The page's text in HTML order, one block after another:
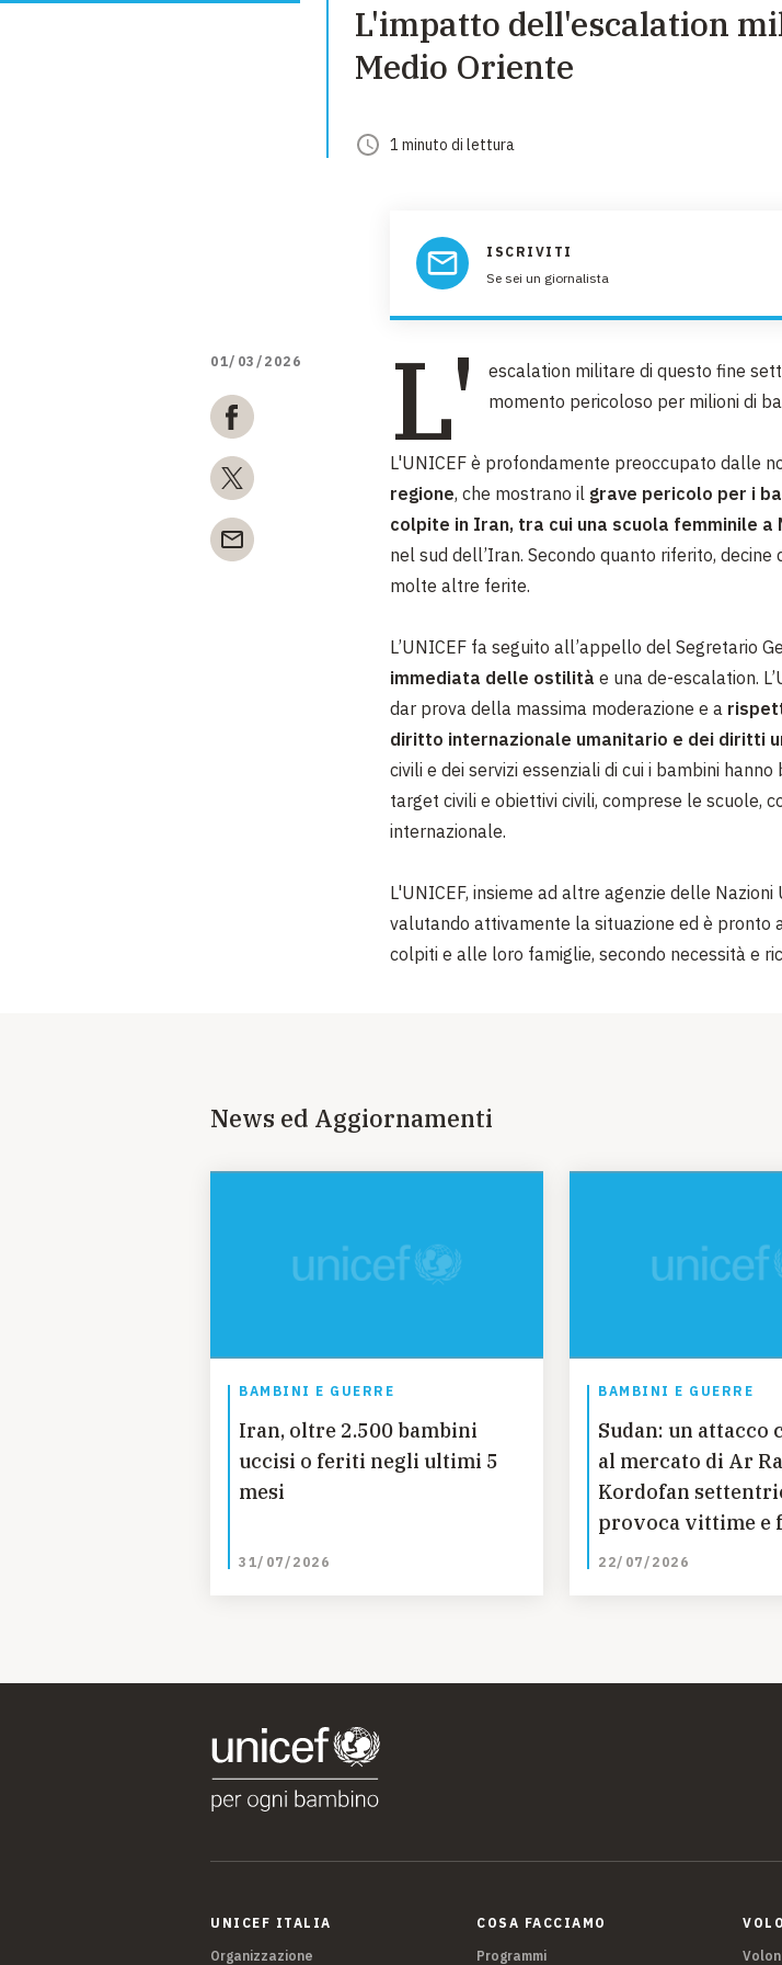
EMERGENZE
GRANDI DONAZIONI
L'impatto dell'escalation
Medio Oriente
1 minuto di lettura
ISCRIVITI
Se sei un giornalista
01/03/2026 L'
escalation militare di questo fine
momento pericoloso per milioni di
L'UNICEF è profondamente preoccupato dalle
regione, che mostrano il grave pericolo per i
colpite in Iran, tra cui una scuola femminile a
nel sud dell’Iran. Secondo quanto riferito,
molte altre ferite.
L’UNICEF fa seguito all’appello del Segretario
immediata delle ostilità e una de-escalation.
dar prova della massima moderazione e a
diritto internazionale umanitario e dei diritti
civili e dei servizi essenziali di cui i bambini
target civili e obiettivi civili, comprese le scuole,
internazionale.
L'UNICEF, insieme ad altre agenzie delle
valutando attivamente la situazione ed è pronto
colpiti e alle loro famiglie, secondo necessità e
News ed Aggiornamenti
BAMBINI E GUERRE
Iran, oltre 2.500 bambini
uccisi o feriti negli ultimi 5
mesi
31/07/2026
BAMBINI E GUERRE
Sudan: un attacco
al mercato di Ar
Kordofan
provoca vittime e
bambini
22/07/2026
UNICEF ITALIA
Organizzazione
COSA FACCIAMO
Programmi